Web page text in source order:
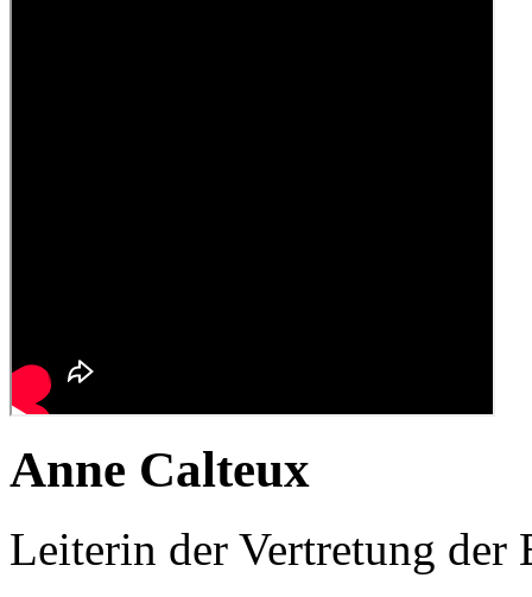
Anne Calteux
Leiterin der Vertretung